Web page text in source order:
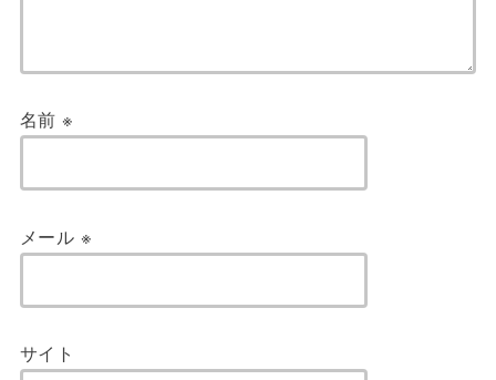
名前※
メール ※
サイト